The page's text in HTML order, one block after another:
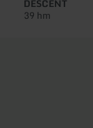
DESCENT
39 hm